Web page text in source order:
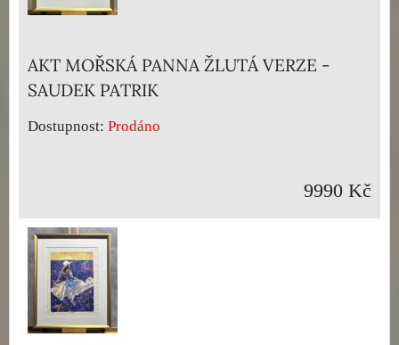
AKT MOŘSKÁ PANNA ŽLUTÁ VERZE -
SAUDEK PATRIK
Dostupnost: Prodáno
9990 Kč